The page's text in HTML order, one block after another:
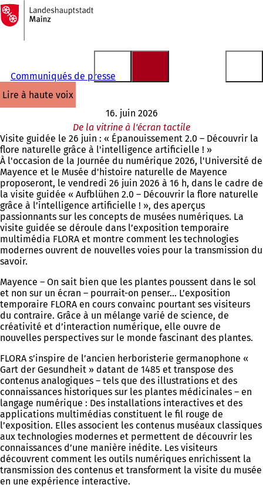
Accéder au contenu
Vers
la
page
d'accueil
Communiqués de presse
lire à haute voix
16. juin 2026
De la vitrine à l'écran tactile
Visite guidée le 26 juin : « Épanouissement 2.0 – Découvrir la
flore naturelle grâce à l'intelligence artificielle ! »
À l'occasion de la Journée du numérique 2026, l'Université de
Mayence et le Musée d'histoire naturelle de Mayence
proposeront, le vendredi 26 juin 2026 à 16 h, dans le cadre de
la visite guidée « Aufblühen 2.0 – Découvrir la flore naturelle
grâce à l’intelligence artificielle ! », des aperçus
passionnants sur les concepts de musées numériques. La
visite guidée se déroule dans l’exposition temporaire
multimédia FLORA et montre comment les technologies
modernes ouvrent de nouvelles voies pour la transmission du
savoir.
Mayence – On sait bien que les plantes poussent dans le sol
et non sur un écran – pourrait-on penser… L’exposition
temporaire FLORA en cours convainc pourtant ses visiteurs
du contraire. Grâce à un mélange varié de science, de
créativité et d’interaction numérique, elle ouvre de
nouvelles perspectives sur le monde fascinant des plantes.
FLORA s’inspire de l’ancien herboristerie germanophone «
Gart der Gesundheit » datant de 1485 et transpose des
contenus analogiques – tels que des illustrations et des
connaissances historiques sur les plantes médicinales – en
langage numérique : Des installations interactives et des
applications multimédias constituent le fil rouge de
l’exposition. Elles associent les contenus muséaux classiques
aux technologies modernes et permettent de découvrir les
connaissances d’une manière inédite. Les visiteurs
découvrent comment les outils numériques enrichissent la
transmission des contenus et transforment la visite du musée
en une expérience interactive.